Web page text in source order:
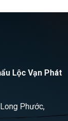
Lộc Vạn Phát
Phước,